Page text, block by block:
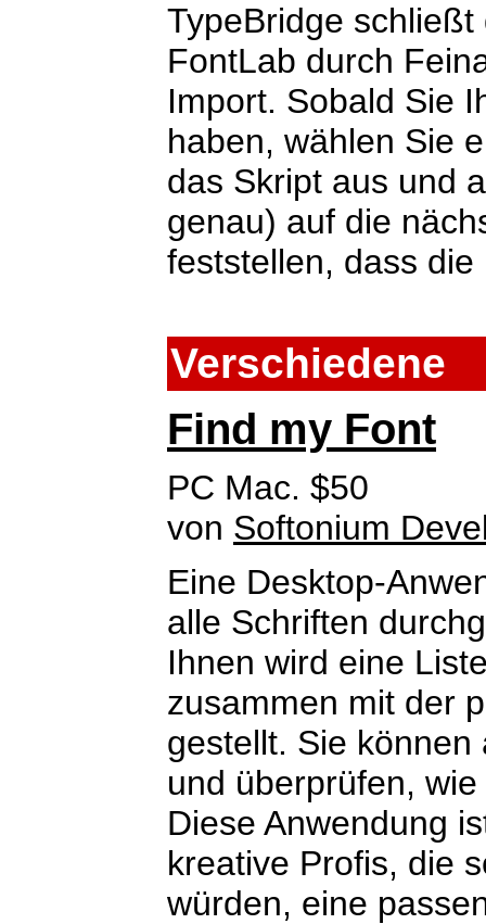
TypeBridge
FontLab durch
Import. Sobald Sie
haben, wählen Sie
das Skript aus und
genau) auf die
feststellen, dass
Verschiedene
Find my Font
PC Mac. $50
von Softonium
Eine Desktop-
alle Schriften
Ihnen wird eine
zusammen mit der
gestellt. Sie
und überprüfen,
Diese Anwendung
kreative Profis, die
würden, eine